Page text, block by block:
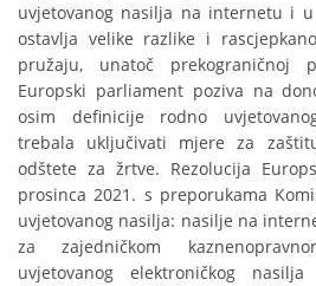
uvjetovanog nasilja na internetu i
ostavlja velike razlike i
pružaju, unatoč prekograničnoj
Europski parliament poziva na
osim definicije rodno
trebala uključivati mjere za
odštete za žrtve. Rezolucija
prosinca 2021. s preporukama
uvjetovanog nasilja: nasilje na
za zajedničkom
uvjetovanog elektroničkog